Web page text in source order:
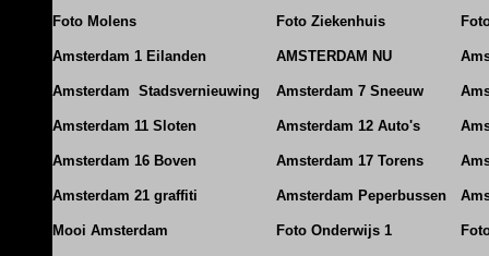
Foto Molens Foto Ziekenhuis
Amsterdam 1 Eilanden AMSTERDAM NU
Amsterdam Stadsvernieuwing Amsterdam 7 Sneeuw
Amsterdam 11 Sloten Amsterdam 12 Auto's
Amsterdam 16 Boven Amsterdam 17 Torens
Amsterdam 21 graffiti Amsterdam Peperbussen
Mooi Amsterdam Foto Onderwijs 1